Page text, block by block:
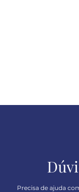
Precisa de ajuda